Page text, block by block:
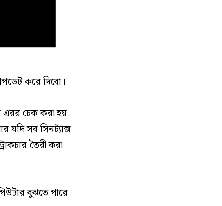
করে দিবো।
এরর চেক করা হয়।
যদি সব সিনট্যাক্স
তৈরী করা
বুঝতে পারে।